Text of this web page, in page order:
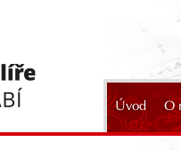
Úvod O